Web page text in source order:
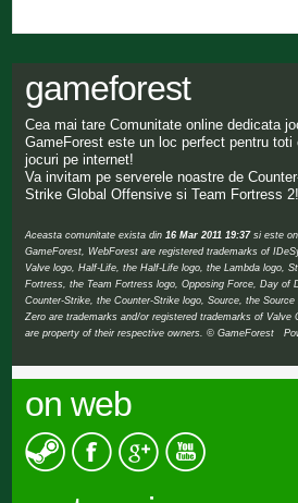
gameforest
Cea mai tare Comunitate online dedicata
GameForest este un loc perfect pentru
jocuri pe internet!
Va invitam pe serverele noastre de
Strike Global Offensive si Team Fortress 2!
Aceasta comunitate exista din 16 Mar 2011 19:37si este
GameForest, WebForest are registered trademarks of
Valve logo, Half-Life, the Half-Life logo, the Lambda logo,
Fortress, the Team Fortress logo, Opposing Force, Day of
Counter-Strike, the Counter-Strike logo, Source, the
Zero are trademarks and/or registered trademarks of Valve
are property of their respective owners. © GameForest
on web